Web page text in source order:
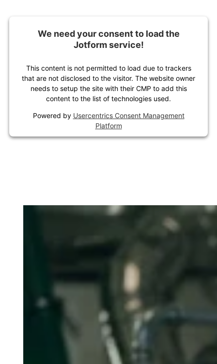
We need your consent to load the
Jotform service!
This content is not permitted to load due to trackers
that are not disclosed to the visitor. The website owner
needs to setup the site with their CMP to add this
content to the list of technologies used.
Powered by Usercentrics Consent Management
Platform